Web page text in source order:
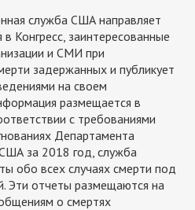
служба США направляет
Конгресс, заинтересованные
и СМИ при
задержанных и публикует
на своем
размещается в
с требованиями
Департамента
за 2018 год, служба
обо всех случаях смерти под
Эти отчеты размещаются на
о смертях